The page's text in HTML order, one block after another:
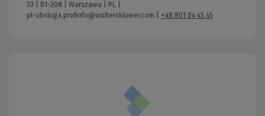
33 | 01-208 | Warszawa | PL |
pl-obsluga.profinfo@wolterskluwer.com
+48 801 04 45 45